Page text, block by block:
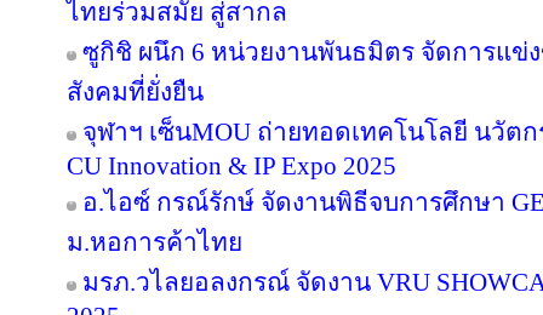
ไทยร่วมสมัย สู่สากล
ซูกิชิ ผนึก 6 หน่วยงานพันธมิตร จัดการแ
สังคมที่ยั่งยืน
จุฬาฯ เซ็นMOU ถ่ายทอดเทคโนโลยี นวัต
CU Innovation & IP Expo 2025
อ.ไอซ์ กรณ์รักษ์ จัดงานพิธีจบการศึกษา
ม.หอการค้าไทย
มรภ.วไลยอลงกรณ์ จัดงาน VRU